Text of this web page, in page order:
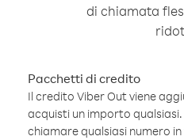
di chiamata
Pacchetti di credito
Il credito Viber Out viene
acquisti un importo
chiamare qualsiasi numero